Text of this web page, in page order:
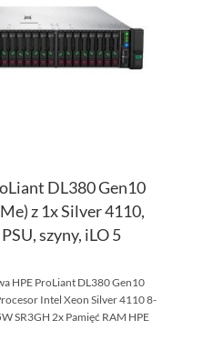
DL380 Gen10
z 1x Silver 4110,
szyny, iLO 5
HPE ProLiant DL380 Gen10
Intel Xeon Silver 4110 8-
SR3GH 2x Pamięć RAM HPE